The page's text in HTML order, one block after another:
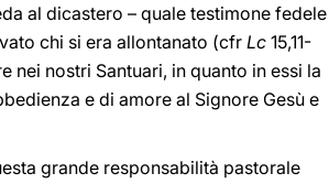
al dicastero – quale testimone fedele
chi si era allontanato (cfr Lc 15,11-
nei nostri Santuari, in quanto in essi la
e di amore al Signore Gesù e
grande responsabilità pastorale